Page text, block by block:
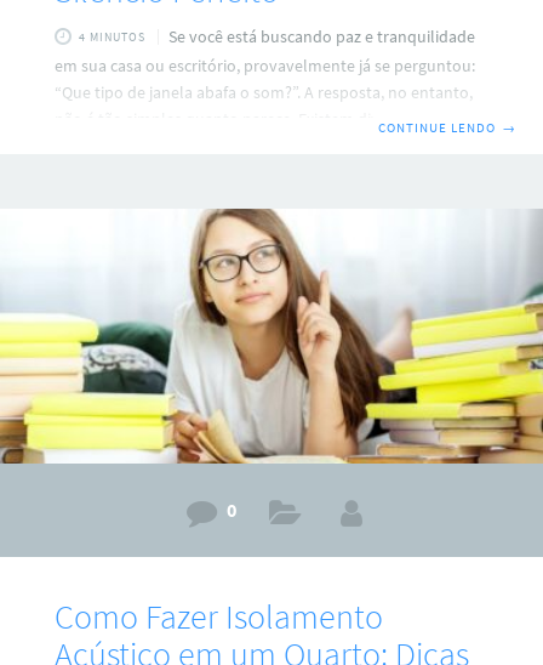
4 MINUTOS
Se você está buscando paz e tranquilidade
em sua casa ou escritório, provavelmente já se perguntou:
“Que tipo de janela abafa o som?”. A resposta, no entanto,
não é tão simples quanto parece. Existem diversos tipos de
bloquear, a intensidade do som, as características do
ambiente e o seu orçamento. Neste guia
CONTINUE LENDO →
0
Como Fazer Isolamento
Acústico em um Quarto: Dicas